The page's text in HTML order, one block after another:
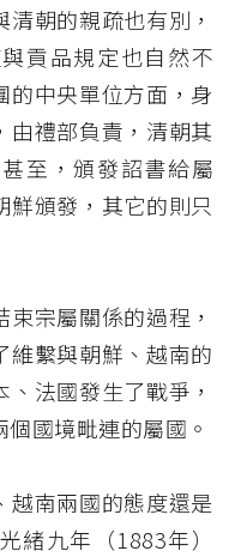
朝的親疏也有別，
貢品規定也自然不
的中央單位方面，身
由禮部負責，清朝其
至，頒發詔書給屬
鮮頒發，其它的則只
宗屬關係的過程，
維繫與朝鮮、越南的
法國發生了戰爭，
國境毗連的屬國。
越南兩國的態度還是
緒九年（1883年）